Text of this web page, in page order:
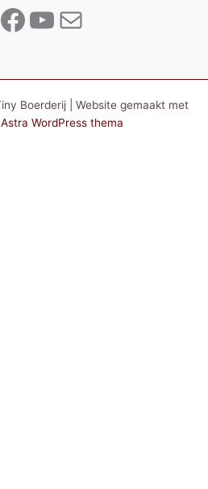
Facebook
YouTube
E-mail
Boerderij | Website gemaakt met
Astra WordPress thema